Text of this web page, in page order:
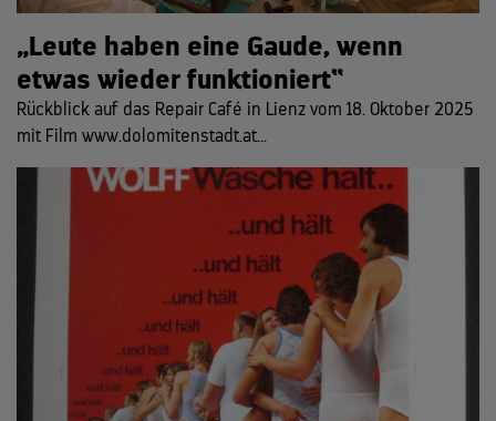
„Leute haben eine Gaude, wenn
etwas wieder funktioniert“
Rückblick auf das Repair Café in Lienz vom 18. Oktober 2025
mit Film www.dolomitenstadt.at...